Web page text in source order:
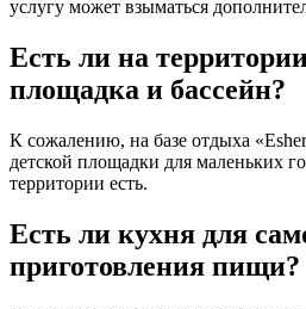
услугу может взыматься
Есть ли на
площадка и бассейн?
К сожалению, на базе отдыха
детской площадки для маленьких
территории есть.
Есть ли кухня для
приготовления пищи?